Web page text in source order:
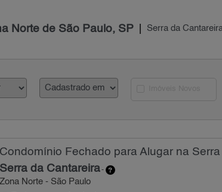
Norte de São Paulo, SP Serra da
Condomínio Fechado para Alugar na
Serra da Cantareira-
Zona Norte - São Paulo